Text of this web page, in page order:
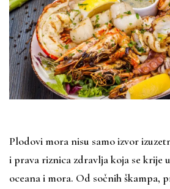
Plodovi mora nisu samo izvor
i prava riznica zdravlja koja se krije
oceana i mora. Od sočnih škampa,